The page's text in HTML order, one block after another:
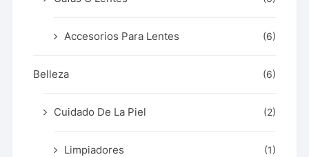
Accesorios Para Lentes (6)
Belleza (6)
Cuidado De La Piel (2)
Limpiadores (1)